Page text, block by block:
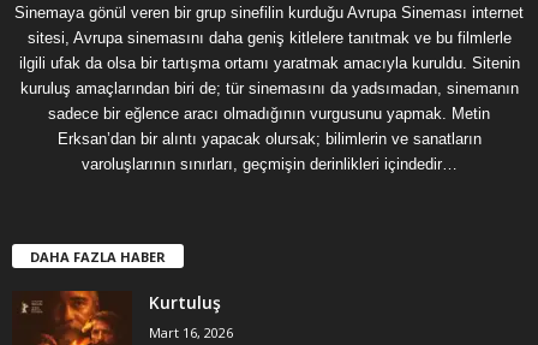
Sinemaya gönül veren bir grup sinefilin kurduğu Avrupa Sineması internet
sitesi, Avrupa sinemasını daha geniş kitlelere tanıtmak ve bu filmlerle
ilgili ufak da olsa bir tartışma ortamı yaratmak amacıyla kuruldu. Sitenin
kuruluş amaçlarından biri de; tür sinemasını da yadsımadan, sinemanın
sadece bir eğlence aracı olmadığının vurgusunu yapmak. Metin
Erksan’dan bir alıntı yapacak olursak; bilimlerin ve sanatların
varoluşlarının sınırları, geçmişin derinlikleri içindedir…
DAHA FAZLA HABER
Kurtuluş
Mart 16, 2026